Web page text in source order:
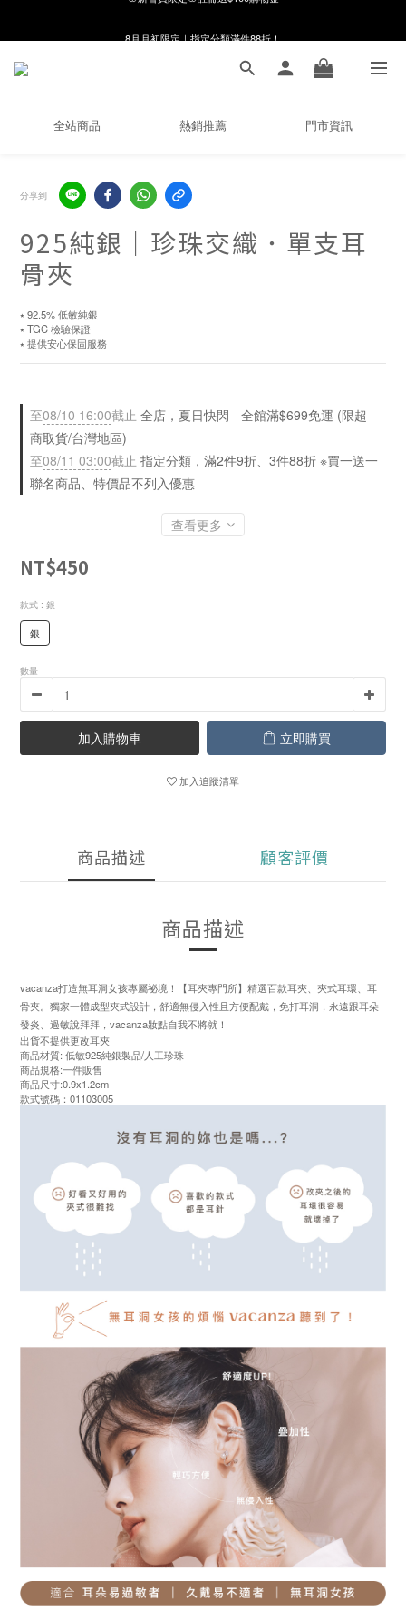
線在，好事發生｜祈願新品 第2件享9折
全站商品 熱銷推薦 門市資訊
分享到
925純銀｜珍珠交織．單支耳
骨夾
⭑ 92.5% 低敏純銀
⭑ TGC 檢驗保證
⭑ 提供安心保固服務
至08/10 16:00截止 全店，夏日快閃 - 全館滿$699免運 (限超
商取貨/台灣地區)
至08/11 03:00截止 指定分類，滿2件9折、3件88折 ※買一送一
聯名商品、特價品不列入優惠
查看更多
NT$450
款式 : 銀
銀
數量
加入購物車 立即購買
加入追蹤清單
商品描述 顧客評價
商品描述
vacanza打造無耳洞女孩專屬祕境！【耳夾專門所】精選百款耳夾、夾式耳環、耳
骨夾。獨家一體成型夾式設計，舒適無侵入性且方便配戴，免打耳洞，永遠跟耳朵
發炎、過敏說拜拜，vacanza妝點自我不將就！
出貨不提供更改耳夾
商品材質: 低敏925純銀製品/人工珍珠
商品規格:一件販售
商品尺寸:0.9x1.2cm
款式號碼：01103005